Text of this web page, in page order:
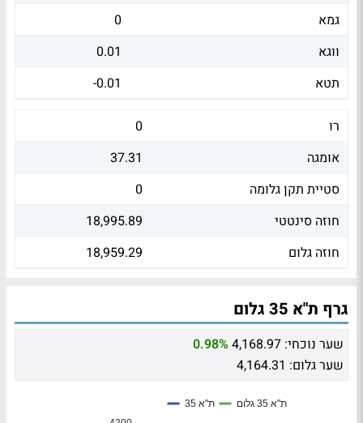
גמא
0
ווגא
0.01
תטא
-0.01
רו
0
אומגה
37.31
סטיית תקן גלומה
0
חוזה סינטטי
18,995.89
חוזה גלום
18,959.29
גרף ת"א 35 גלום
שער נוכחי: 4,168.97
0.98%
שער גלום: 4,164.31